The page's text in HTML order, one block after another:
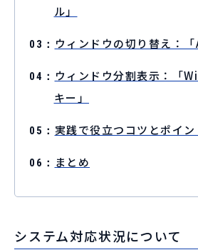
ル」
ウィンドウの切り替え：
ウィンドウ分割表示：「
キー」
実践で役立つコツとポイン
まとめ
システム対応状況について